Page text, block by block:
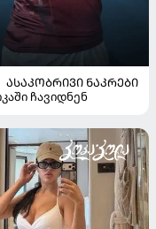
ᲐᲡᲐᲙᲝᲑᲠᲘᲕᲘ ᲜᲐᲙᲠᲔᲑᲘ
ჩავიდნენ